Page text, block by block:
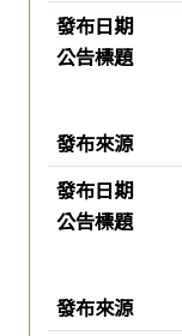
發布日期
公告標題
發布來源
發布日期
公告標題
發布來源